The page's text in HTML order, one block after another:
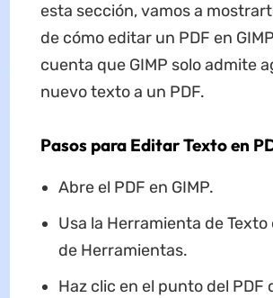
esta sección, vamos a
de cómo editar un PDF en
cuenta que GIMP solo admite
nuevo texto a un PDF.
Pasos para Editar Texto en
Abre el PDF en GIMP.
Usa la Herramienta de Texto
de Herramientas.
Haz clic en el punto del PDF